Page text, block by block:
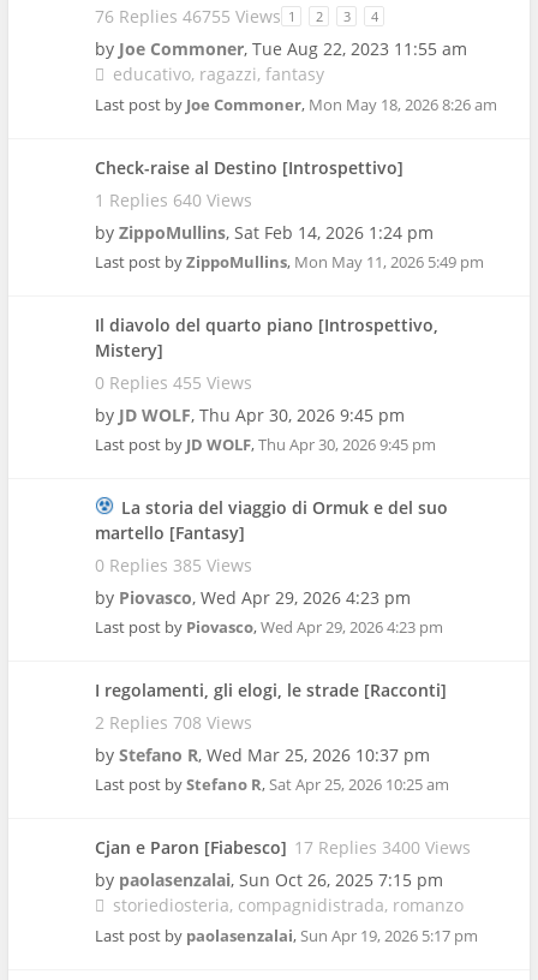
76 Replies 46755 Views 1 2 3 4
by Joe Commoner, Tue Aug 22, 2023 11:55 am
educativo ragazzi fantasy
Last post by Joe Commoner, Mon May 18, 2026 8:26 am
Check-raise al Destino [Introspettivo]
1 Replies 640 Views
by ZippoMullins, Sat Feb 14, 2026 1:24 pm
Last post byZippoMullins, Mon May 11, 2026 5:49 pm
Il diavolo del quarto piano [Introspettivo,
Mistery]
0 Replies 455 Views
by JD WOLF, Thu Apr 30, 2026 9:45 pm
Last post by JD WOLF,Thu Apr 30, 2026 9:45 pm
La storia del viaggio di Ormuk e del suo
martello [Fantasy]
0 Replies 385 Views
by Piovasco, Wed Apr 29, 2026 4:23 pm
Last post by Piovasco,Wed Apr 29, 2026 4:23 pm
I regolamenti, gli elogi, le strade [Racconti]
2 Replies 708 Views
by Stefano R, Wed Mar 25, 2026 10:37 pm
Last post byStefano R,Sat Apr 25, 2026 10:25 am
Cjan e Paron [Fiabesco] 17 Replies 3400 Views
by paolasenzalai, Sun Oct 26, 2025 7:15 pm
storiediosteria compagnidistrada romanzo
Last post by paolasenzalai,Sun Apr 19, 2026 5:17 pm